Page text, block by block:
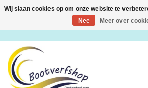
Toggle
Wij slaan cookies op om onze website te
Nee
Meer over